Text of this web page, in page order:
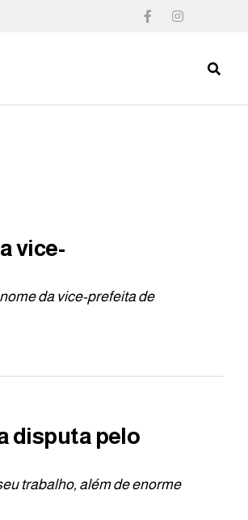
vice-
da vice-prefeita de
disputa pelo
trabalho, além de enorme